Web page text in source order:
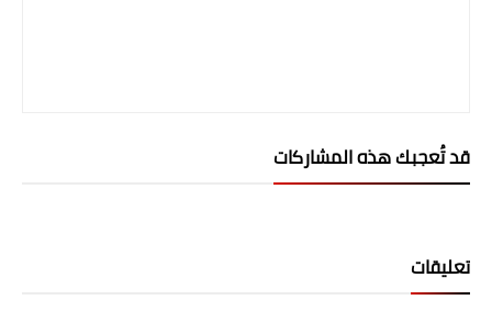
قد تُعجبك هذه المشاركات
تعليقات